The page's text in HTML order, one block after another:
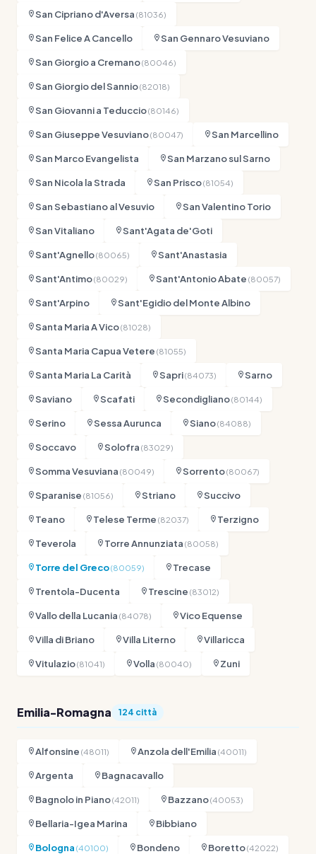
San Cipriano d'Aversa (81036)
San Felice A Cancello
San Gennaro Vesuviano
San Giorgio a Cremano(80046)
San Giorgio del Sannio(82018)
San Giovanni a Teduccio(80146)
San Giuseppe Vesuviano(80047)
San Marcellino
San Marco Evangelista
San Marzano sul Sarno
San Nicola la Strada
San Prisco(81054)
San Sebastiano al Vesuvio
San Valentino Torio
San Vitaliano
Sant'Agata de'Goti
Sant'Agnello(80065)
Sant'Anastasia
Sant'Antimo(80029) Sant'Antonio Abate (80057)
Sant'Arpino
Sant'Egidio del Monte Albino
Santa Maria A Vico(81028)
Santa Maria Capua Vetere (81055)
Santa Maria La Carità Sapri(84073)
Sarno
Saviano
Scafati Secondigliano(80144)
Serino Sessa Aurunca Siano(84088)
Soccavo Solofra (83029)
Somma Vesuviana (80049) Sorrento(80067)
Sparanise (81056) Striano
Succivo
Teano
Telese Terme (82037)
Terzigno
Teverola
Torre Annunziata (80058)
Torre del Greco(80059)
Trecase
Trentola-Ducenta
Trescine (83012)
Vallo della Lucania (84078)
Vico Equense
Villa di Briano
Villa Literno
Villaricca
Vitulazio(81041) Volla (80040) Zuni
Emilia-Romagna 124 città
Alfonsine (48011) Anzola dell'Emilia (40011)
Argenta
Bagnacavallo
Bagnolo in Piano(42011) Bazzano(40053)
Bellaria-Igea Marina
Bibbiano
Bologna (40100) Bondeno Boretto(42022)